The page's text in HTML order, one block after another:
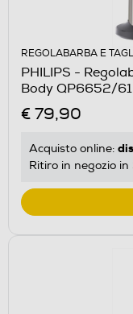
REGOLABARBA E
PHILIPS -
Body QP6652/
€ 79,90
Acquisto online:
Ritiro in negozio